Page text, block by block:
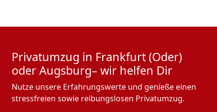
Privatumzug in Frankfurt (Oder)
oder Augsburg– wir helfen Dir
Nutze unsere Erfahrungswerte und genieße einen
stressfreien sowie reibungslosen Privatumzug.